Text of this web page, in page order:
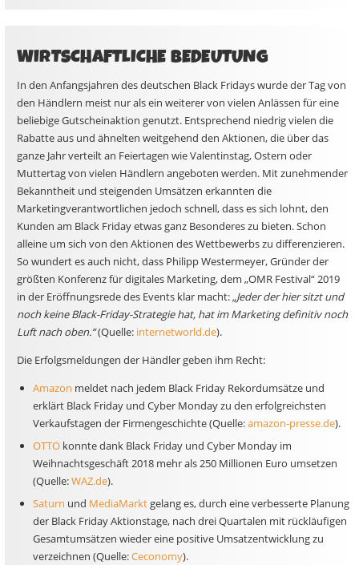
WIRTSCHAFTLICHE BEDEUTUNG
In den Anfangsjahren des deutschen Black Fridays wurde der Tag von
den Händlern meist nur als ein weiterer von vielen Anlässen für eine
beliebige Gutscheinaktion genutzt. Entsprechend niedrig vielen die
Rabatte aus und ähnelten weitgehend den Aktionen, die über das
ganze Jahr verteilt an Feiertagen wie Valentinstag, Ostern oder
Muttertag von vielen Händlern angeboten werden. Mit zunehmender
Bekanntheit und steigenden Umsätzen erkannten die
Marketingverantwortlichen jedoch schnell, dass es sich lohnt, den
Kunden am Black Friday etwas ganz Besonderes zu bieten. Schon
alleine um sich von den Aktionen des Wettbewerbs zu differenzieren.
So wundert es auch nicht, dass Philipp Westermeyer, Gründer der
größten Konferenz für digitales Marketing, dem „OMR Festival“ 2019
in der Eröffnungsrede des Events klar macht:„Jeder der hier sitzt und
noch keine Black-Friday-Strategie hat, hat im Marketing definitiv noch
Luft nach oben.“(Quelle: internetworld.de).
Die Erfolgsmeldungen der Händler geben ihm Recht:
Amazon meldet nach jedem Black Friday Rekordumsätze und
erklärt Black Friday und Cyber Monday zu den erfolgreichsten
Verkaufstagen der Firmengeschichte (Quelle:amazon-presse.de).
OTTO konnte dank Black Friday und Cyber Monday im
Weihnachtsgeschäft 2018 mehr als 250 Millionen Euro umsetzen
(Quelle:WAZ.de).
Saturn und MediaMarktgelang es, durch eine verbesserte Planung
der Black Friday Aktionstage, nach drei Quartalen mit rückläufigen
Gesamtumsätzen wieder eine positive Umsatzentwicklung zu
verzeichnen (Quelle:Ceconomy).